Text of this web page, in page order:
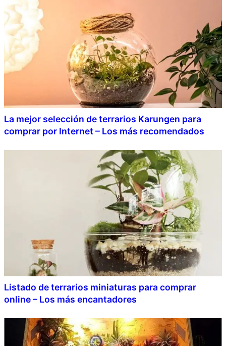
La mejor selección de terrarios Karungen para
comprar por Internet – Los más recomendados
Listado de terrarios miniaturas para comprar
online – Los más encantadores